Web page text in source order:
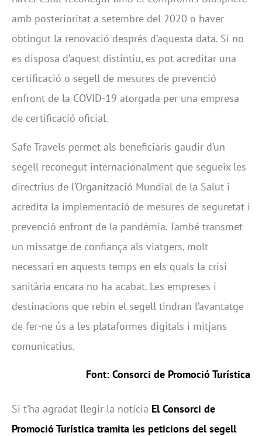
amb posterioritat a setembre del 2020 o haver
obtingut la renovació després d’aquesta data. Si no
es disposa d’aquest distintiu, es pot acreditar una
certificació o segell de mesures de prevenció
enfront de la COVID-19 atorgada per una empresa
de certificació oficial.
Safe Travels permet als beneficiaris gaudir d’un
segell reconegut internacionalment que segueix les
directrius de l’Organització Mundial de la Salut i
acredita la implementació de mesures de seguretat i
prevenció enfront de la pandèmia. També transmet
un missatge de confiança als viatgers, molt
necessari en aquests temps en els quals la crisi
sanitària encara no ha acabat. Les empreses i
destinacions que rebin el segell tindran l’avantatge
de fer-ne ús a les plataformes digitals i mitjans
comunicatius.
Font: Consorci de Promoció Turística
Si t’ha agradat llegir la notícia El Consorci de
Promoció Turística tramita les peticions del segell